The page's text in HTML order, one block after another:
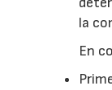
la
En